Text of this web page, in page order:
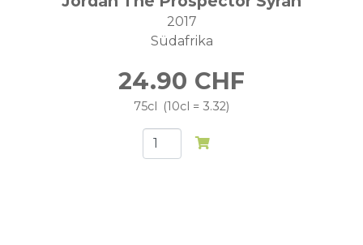
2017
Südafrika
24.90 CHF
75cl 10cl = 3.32